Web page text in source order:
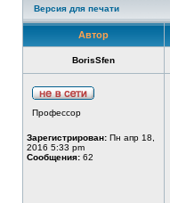
Версия для печати
Автор
BorisSfen
Профессор
Зарегистрирован: Пн апр 18,
2016 5:33 pm
Сообщения: 62